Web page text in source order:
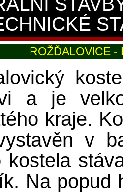
ROŽĎALOVICE -
a je
kraje.
v
kostela
Na popud